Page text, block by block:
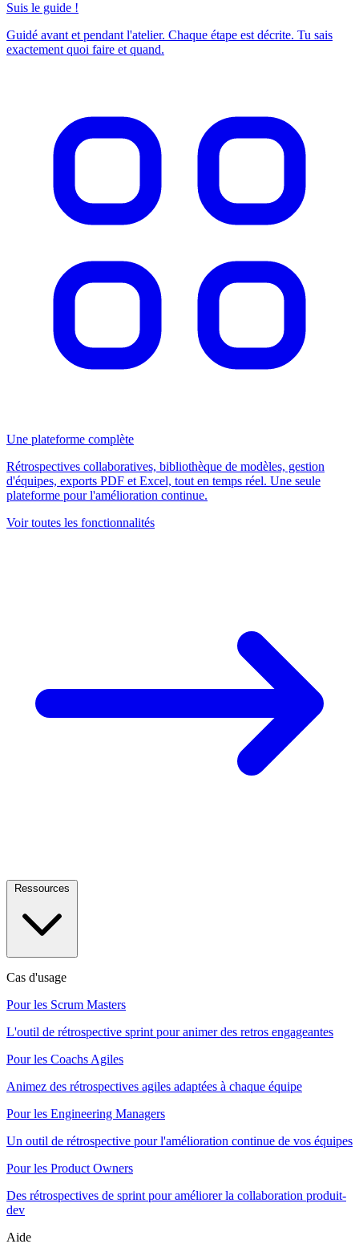
Suis le guide !
Guidé avant et pendant l'atelier. Chaque étape est décrite. Tu sais
exactement quoi faire et quand.
Une plateforme complète
Rétrospectives collaboratives, bibliothèque de modèles, gestion
d'équipes, exports PDF et Excel, tout en temps réel. Une seule
plateforme pour l'amélioration continue.
Voir toutes les fonctionnalités
Cas d'usage
Pour les Scrum Masters
L'outil de rétrospective sprint pour animer des retros engageantes
Pour les Coachs Agiles
Animez des rétrospectives agiles adaptées à chaque équipe
Pour les Engineering Managers
Un outil de rétrospective pour l'amélioration continue de vos équipes
Pour les Product Owners
Des rétrospectives de sprint pour améliorer la collaboration produit-
dev
Aide